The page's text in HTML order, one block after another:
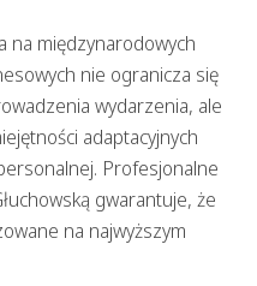
na międzynarodowych
nie ogranicza się
wydarzenia, ale
adaptacyjnych
Profesjonalne
gwarantuje, że
na najwyższym